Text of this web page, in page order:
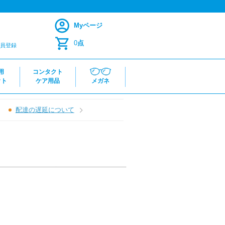
登録
Myページ
0点
コンタクト
ケア用品
メガネ
配達の遅延について